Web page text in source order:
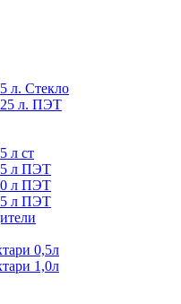
л. Стекло
л. ПЭТ
л ст
л ПЭТ
л ПЭТ
л ПЭТ
0,5л
1,0л